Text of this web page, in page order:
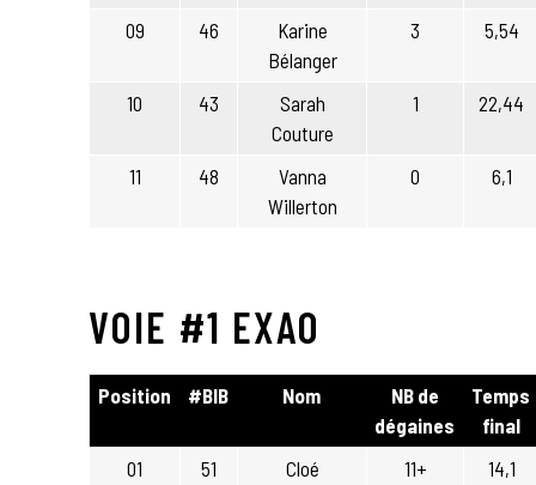
09 46
Karine
Bélanger
3 5,54
10 43
Sarah
Couture
1 22,44
11 48
Vanna
Willerton
0 6,1
VOIE #1 EXAO
Position #BIB Nom
NB de
dégaines
Temps
final
01
51
Cloé
11+ 14,1